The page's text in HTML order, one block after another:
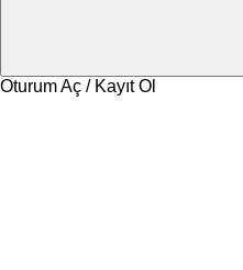
Oturum Aç / Kayıt Ol